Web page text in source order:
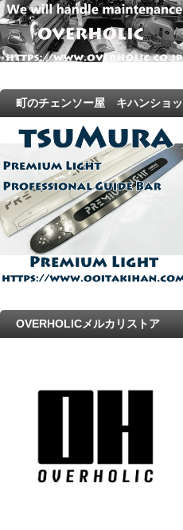
町のチェンソー屋 キハンショッ
プ
OVERHOLICメルカリストア